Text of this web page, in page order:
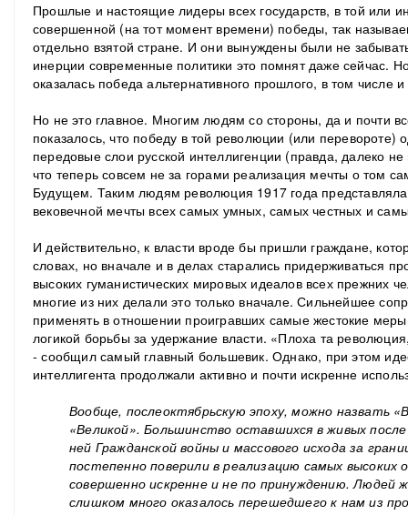
Прошлые и настоящие лидеры всех государств, в той или
совершенной (на тот момент времени) победы, так
отдельно взятой стране. И они вынуждены были не
инерции современные политики это помнят даже сейчас.
оказалась победа альтернативного прошлого, в том числе
Но не это главное. Многим людям со стороны, да и почти
показалось, что победу в той революции (или
передовые слои русской интеллигенции (правда, далеко
что теперь совсем не за горами реализация мечты о том
Будущем. Таким людям революция 1917 года
вековечной мечты всех самых умных, самых честных и
И действительно, к власти вроде бы пришли граждане,
словах, но вначале и в делах старались придерживаться
высоких гуманистических мировых идеалов всех прежних
многие из них делали это только вначале. Сильнейшее
применять в отношении проигравших самые жестокие
логикой борьбы за удержание власти. «Плоха та
‑ сообщил самый главный большевик. Однако, при этом
интеллигента продолжали активно и почти искренне
Вообще, послеоктябрьскую эпоху, можно назвать
«Великой». Большинство оставшихся в живых
ней Гражданской войны и массового исхода за
постепенно поверили в реализацию самых высоких
совершенно искренне и не по принуждению. Людей
слишком много оказалось перешедшего к нам из